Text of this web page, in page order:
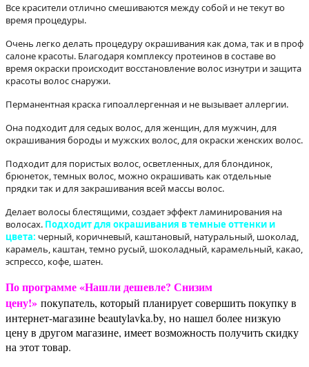
Все красители отлично смешиваются между собой и не текут во
время процедуры.
Очень легко делать процедуру окрашивания как дома, так и в проф
салоне красоты. Благодаря комплексу протеинов в составе во
время окраски происходит восстановление волос изнутри и защита
красоты волос снаружи.
Перманентная краска гипоаллергенная и не вызывает аллергии.
Она подходит для седых волос, для женщин, для мужчин, для
окрашивания бороды и мужских волос, для окраски женских волос.
Подходит для пористых волос, осветленных, для блондинок,
брюнеток, темных волос, можно окрашивать как отдельные
прядки так и для закрашивания всей массы волос.
Делает волосы блестящими, создает эффект ламинирования на
волосах. Подходит для окрашивания в темные оттенки и
цвета: черный, коричневый, каштановый, натуральный, шоколад,
карамель, каштан, темно русый, шоколадный, карамельный, какао,
эспрессо, кофе, шатен.
По программе «Нашли дешевле? Снизим
цену!» покупатель, который планирует совершить покупку в
интернет-магазине beautylavka.by, но нашел более низкую
цену в другом магазине, имеет возможность получить скидку
на этот товар.